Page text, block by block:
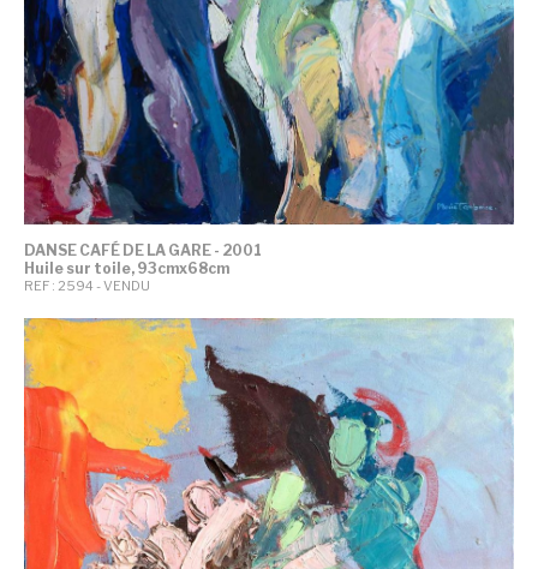
DANSE CAFÉ DE LA GARE - 2001
Huile sur toile, 93cmx68cm
REF : 2594 - VENDU